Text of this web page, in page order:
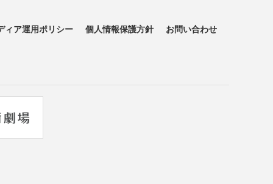
ィア運用ポリシー 個人情報保護方針 お問い合わせ